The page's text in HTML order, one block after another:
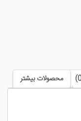
محصولات بیشتر